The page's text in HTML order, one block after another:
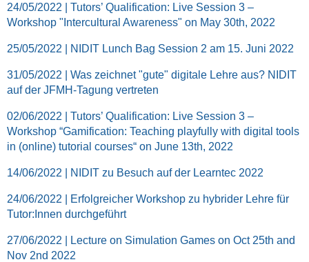
24/05/2022 | Tutors’ Qualification: Live Session 3 –
Workshop "Intercultural Awareness" on May 30th, 2022
25/05/2022 | NIDIT Lunch Bag Session 2 am 15. Juni 2022
31/05/2022 | Was zeichnet "gute" digitale Lehre aus? NIDIT
auf der JFMH-Tagung vertreten
02/06/2022 | Tutors’ Qualification: Live Session 3 –
Workshop “Gamification: Teaching playfully with digital tools
in (online) tutorial courses“ on June 13th, 2022
14/06/2022 | NIDIT zu Besuch auf der Learntec 2022
24/06/2022 | Erfolgreicher Workshop zu hybrider Lehre für
Tutor:Innen durchgeführt
27/06/2022 | Lecture on Simulation Games on Oct 25th and
Nov 2nd 2022